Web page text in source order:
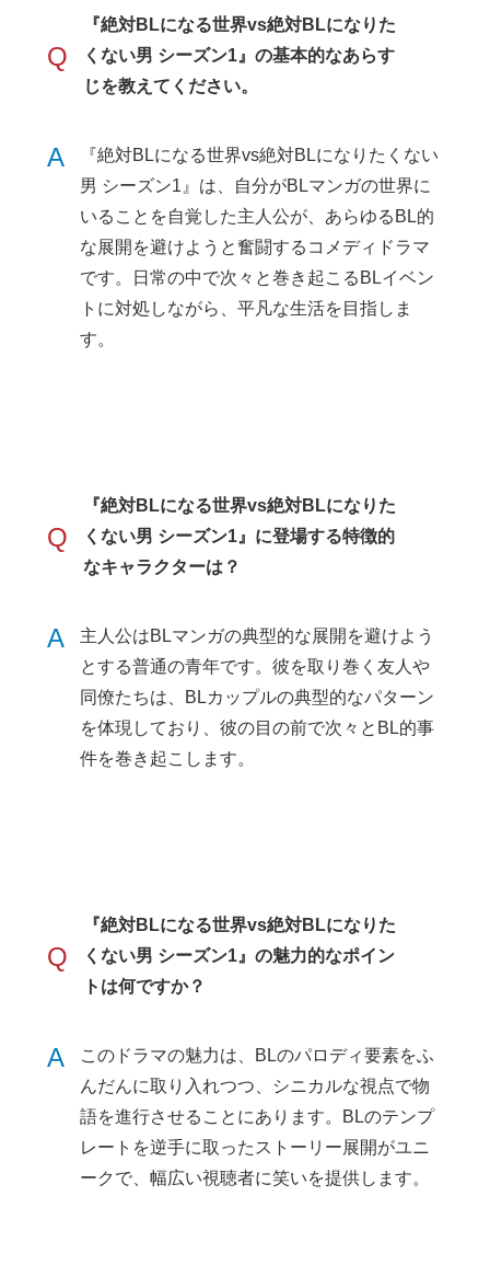
Q
『絶対BLになる世界vs絶対BLになりた
くない男 シーズン1』の基本的なあらす
じを教えてください。
A
『絶対BLになる世界vs絶対BLになりたくない
男 シーズン1』は、自分がBLマンガの世界に
いることを自覚した主人公が、あらゆるBL的
な展開を避けようと奮闘するコメディドラマ
です。日常の中で次々と巻き起こるBLイベン
トに対処しながら、平凡な生活を目指しま
す。
Q
『絶対BLになる世界vs絶対BLになりた
くない男 シーズン1』に登場する特徴的
なキャラクターは？
A
主人公はBLマンガの典型的な展開を避けよう
とする普通の青年です。彼を取り巻く友人や
同僚たちは、BLカップルの典型的なパターン
を体現しており、彼の目の前で次々とBL的事
件を巻き起こします。
Q
『絶対BLになる世界vs絶対BLになりた
くない男 シーズン1』の魅力的なポイン
トは何ですか？
A
このドラマの魅力は、BLのパロディ要素をふ
んだんに取り入れつつ、シニカルな視点で物
語を進行させることにあります。BLのテンプ
レートを逆手に取ったストーリー展開がユニ
ークで、幅広い視聴者に笑いを提供します。